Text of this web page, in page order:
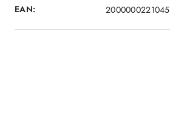
EAN: 2000000221045